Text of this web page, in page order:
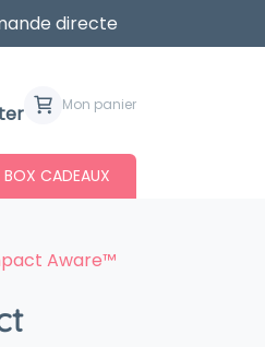
directe
Mon panier
BOX CADEAUX
Aware™